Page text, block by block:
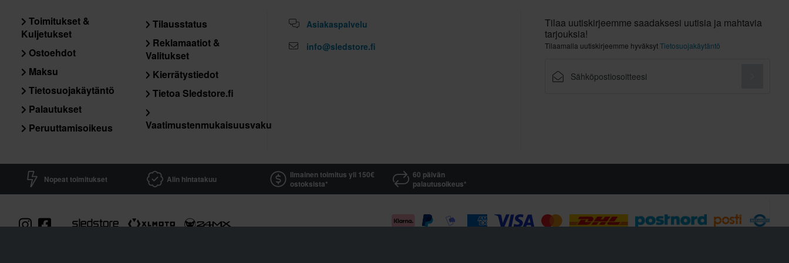
Toimitukset &
Kuljetukset
Ostoehdot
Maksu
Tietosuojakäytäntö
Palautukset
Peruuttamisoikeus
Tilausstatus
Reklamaatiot &
Valitukset
Kierrätystiedot
Tietoa Sledstore.fi
Vaatimustenmukaisuusvakuutus
Asiakaspalvelu
info@sledstore.fi
Tilaa uutiskirjeemme saadaksesi uutisia ja mahtavia
tarjouksia!
Tilaamalla uutiskirjeemme hyväksytTietosuojakäytäntö
Nopeat toimitukset Alin hintatakuu
Ilmainen toimitus yli 150€
ostoksista*
60 päivän
palautusoikeus*